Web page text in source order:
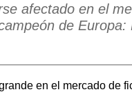
afectado en el
de
en el mercado de